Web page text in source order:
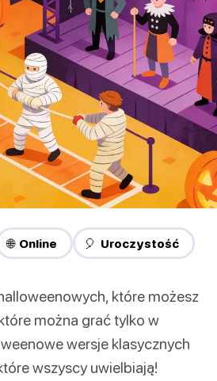
🌐 Online 🎈 Uroczystość
które możesz
można grać tylko w
wersje klasycznych
wszyscy uwielbiają!